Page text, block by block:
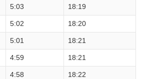
5:03 18:19
5:02 18:20
5:01 18:21
4:59 18:21
4:58 18:22